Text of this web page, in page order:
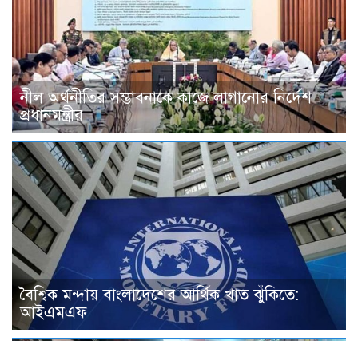
নীল অর্থনীতির সম্ভাবনাকে কাজে লাগানোর নির্দেশ
প্রধানমন্ত্রীর
বৈশ্বিক মন্দায় বাংলাদেশের আর্থিক খাত ঝুঁকিতে:
আইএমএফ